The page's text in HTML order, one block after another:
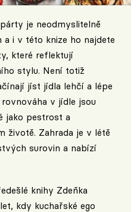
je neodmyslitelně
a i v této knize ho najdete
které reflektují
stylu. Není totiž
jíst jídla lehčí a lépe
v jídle jsou
jako pestrost a
životě. Zahrada je v létě
surovin a nabízí
knihy Zdeňka
kdy kuchařské ego